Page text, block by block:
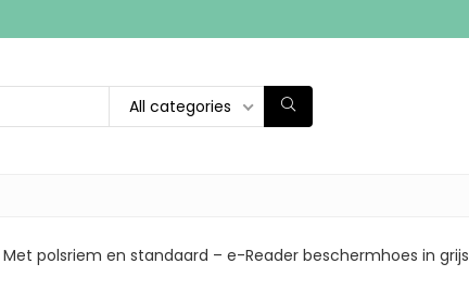
All categories
polsriem en standaard – e-Reader beschermhoes in grijs